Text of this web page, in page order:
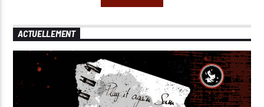
ACTUELLEMENT